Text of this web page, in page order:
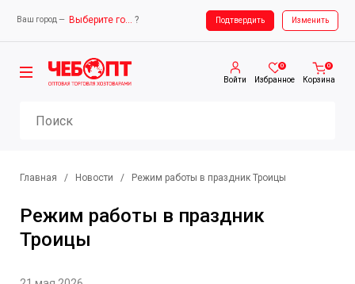
Ваш город — Выберите город ? Подтвердить Изменить
Ваш город — Выберите город
Войти
0
Избранное
0
Корзина
Главная / Новости / Режим работы в праздник Троицы
Режим работы в праздник
Троицы